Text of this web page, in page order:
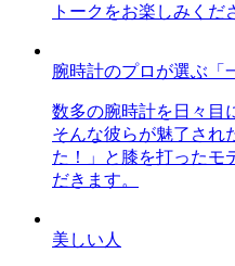
トークをお楽しみくだ
腕時計のプロが選ぶ「
数多の腕時計を日々目
そんな彼らが魅了され
た！」と膝を打ったモ
だきます。
美しい人